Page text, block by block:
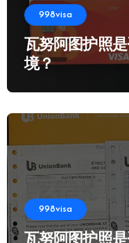
998visa
瓦努阿图护照
境？
998visa
瓦努阿图护照